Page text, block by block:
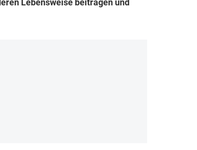
Lebensweise beitragen und